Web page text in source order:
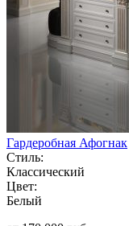
Гардеробная Афогнак
Стиль:
Классический
Цвет:
Белый